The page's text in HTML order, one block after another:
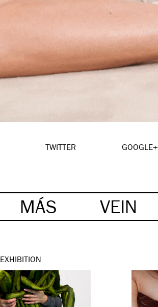
TWITTER GOOGLE+
MÁS VEIN
EXHIBITION